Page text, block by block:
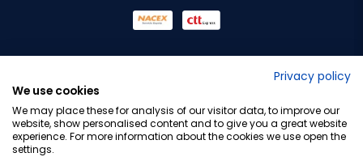
Privacy policy
We use cookies
We may place these for analysis of our visitor data, to improve our
website, show personalised content and to give you a great website
experience. For more information about the cookies we use open the
settings.